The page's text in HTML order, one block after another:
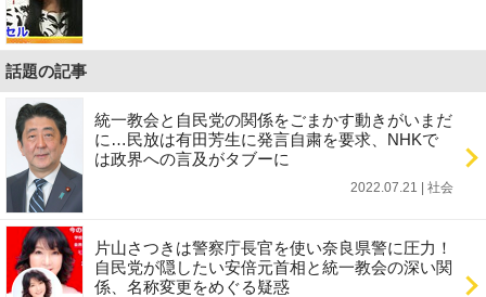
話題の記事
統一教会と自民党の関係をごまかす動きがいまだ
に…民放は有田芳生に発言自粛を要求、NHKで
は政界への言及がタブーに
2022.07.21 | 社会
片山さつきは警察庁長官を使い奈良県警に圧力！
自民党が隠したい安倍元首相と統一教会の深い関
係、名称変更をめぐる疑惑